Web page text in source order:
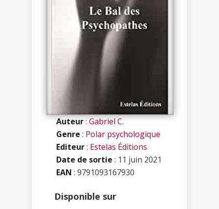
Auteur:Gabriel C.
Genre : Polar psychologique
Editeur: Estelas Éditions
Date de sortie : 11 juin 2021
EAN : 9791093167930
Disponible sur